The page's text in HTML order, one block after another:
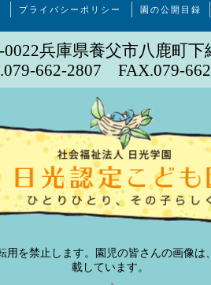
プライバシーポリシー 園の公開目録
0022兵庫県養父市八鹿町下
662-2807 FAX.079-
用を禁止します。園児の皆さんの画像
載しています。